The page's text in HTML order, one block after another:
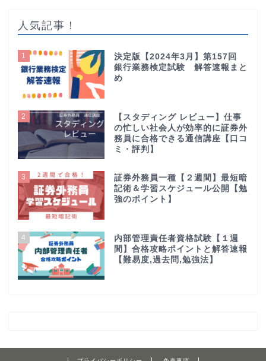
人気記事！
1
決定版【2024年3月】第157回
銀行業務検定試験 解答速報まと
め
2
【スタディング レビュー】仕事
の忙しい社会人が効率的に証券外
務員に合格できる通信講座【口コ
ミ・評判】
3
証券外務員一種【２週間】最短暗
記術＆学習スケジュール公開【勉
強のポイント】
4
内部管理責任者資格試験【１週
間】合格攻略ポイントと解答速報
【難易度,過去問,勉強法】